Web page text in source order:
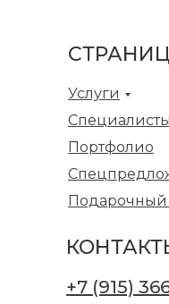
Специалисты
Портфолио
Подарочный
Услуги
+7 (915)